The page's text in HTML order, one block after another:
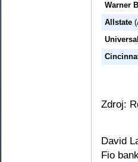
Warner
Allstate
Zdroj:
David
Fio